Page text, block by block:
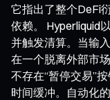
它指出了整个DeFi
依赖。 Hyperliquid
并触发清算。当输
在一个脱离外部市
不存在“暂停交易”
时间缓冲。自动化